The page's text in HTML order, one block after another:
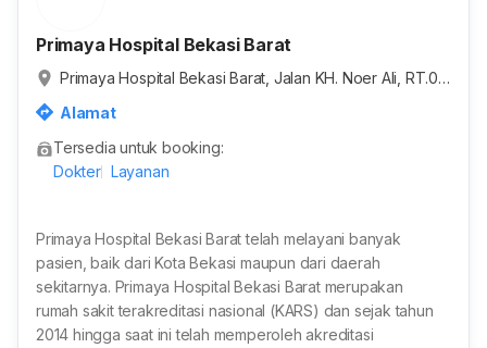
Primaya Hospital Bekasi Barat
Primaya Hospital Bekasi Barat, Jalan KH. Noer Ali, RT.00
Alamat
Tersedia untuk booking:
Dokter Layanan
Primaya Hospital Bekasi Barat telah melayani banyak
pasien, baik dari Kota Bekasi maupun dari daerah
sekitarnya. Primaya Hospital Bekasi Barat merupakan
rumah sakit terakreditasi nasional (KARS) dan sejak tahun
2014 hingga saat ini telah memperoleh akreditasi